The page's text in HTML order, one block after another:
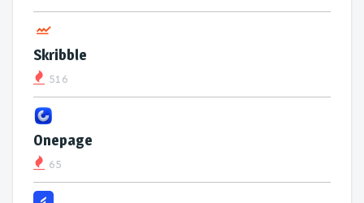
Skribble
516
Onepage
65